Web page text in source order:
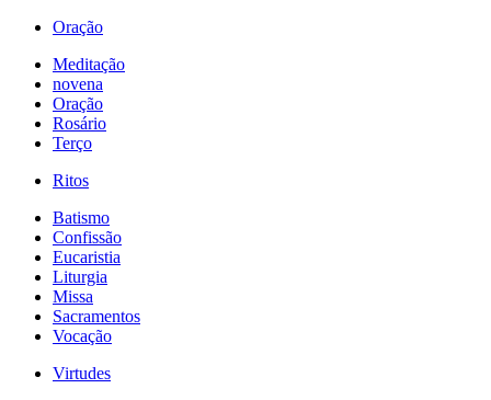
Oração
Meditação
novena
Oração
Rosário
Terço
Ritos
Batismo
Confissão
Eucaristia
Liturgia
Missa
Sacramentos
Vocação
Virtudes